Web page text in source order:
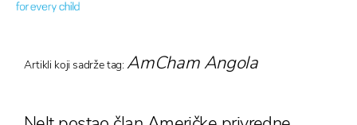
Artikli koji sadrže tag:AmCham Angola